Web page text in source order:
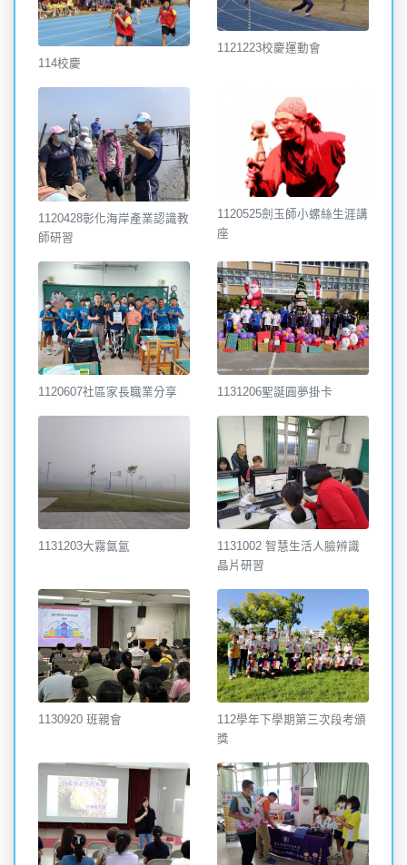
114校慶
1121223校慶運動會
1120428彰化海岸產業認識教
師研習
1120525劍玉師小螺絲生涯講
座
1120607社區家長職業分享 1131206聖誕圓夢掛卡
1131203大霧氤氳
1131002 智慧生活人臉辨識
晶片研習
1130920 班親會
112學年下學期第三次段考頒
獎